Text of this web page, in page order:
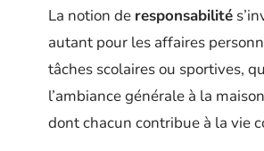
La notion de responsabilité
autant pour les affaires
tâches scolaires ou sportives,
l’ambiance générale à la
dont chacun contribue à la vie